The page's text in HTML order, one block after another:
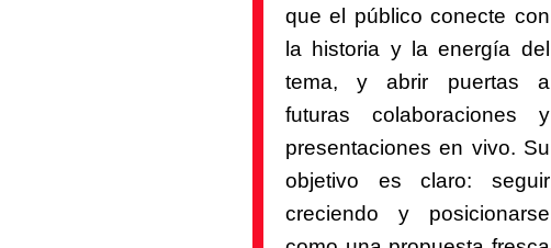
que el público conecte con
la historia y la energía del
tema, y abrir puertas a
futuras colaboraciones y
presentaciones en vivo. Su
objetivo es claro: seguir
creciendo y posicionarse